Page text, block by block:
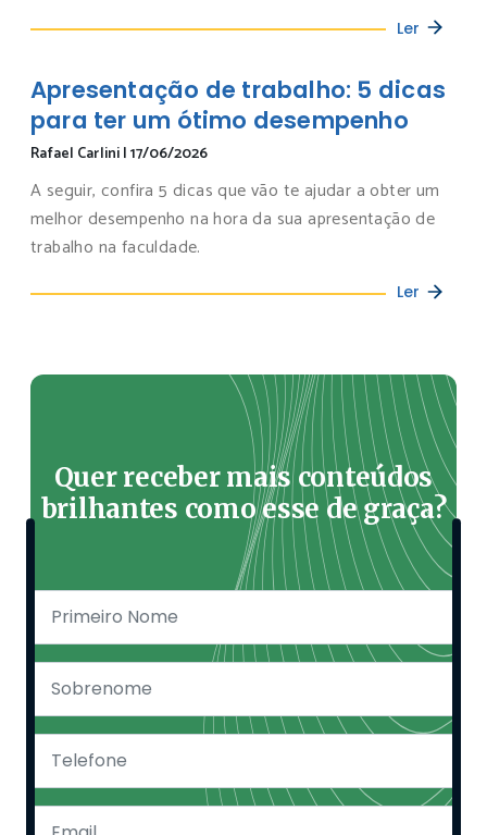
Ler
Apresentação de trabalho: 5 dicas
para ter um ótimo desempenho
Rafael Carlini|17/06/2026
A seguir, confira 5 dicas que vão te ajudar a obter um
melhor desempenho na hora da sua apresentação de
trabalho na faculdade.
Ler
Quer receber mais conteúdos
brilhantes como esse de graça?